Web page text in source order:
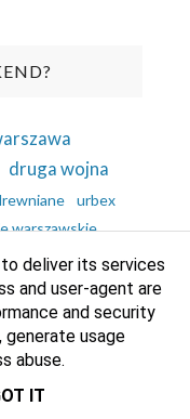
druga wojna
urbex
warszawskie
dolnośląskie
podlaskie
góry
edynburg
szkocja
skansen
deliver its services
and user-agent are
and security
usage
abuse.
IT